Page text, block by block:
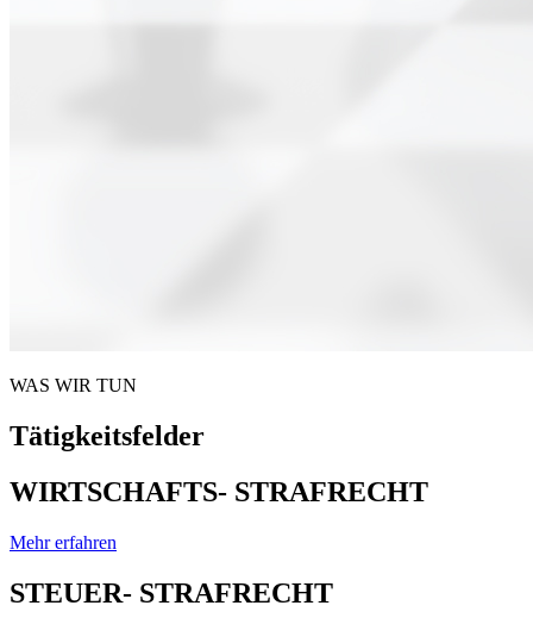
WAS WIR TUN
Tätigkeitsfelder
WIRTSCHAFTS- STRAFRECHT
Mehr erfahren
STEUER- STRAFRECHT